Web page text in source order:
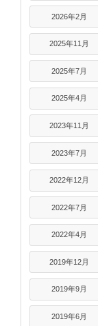
2026年2月
2025年11月
2025年7月
2025年4月
2023年11月
2023年7月
2022年12月
2022年7月
2022年4月
2019年12月
2019年9月
2019年6月